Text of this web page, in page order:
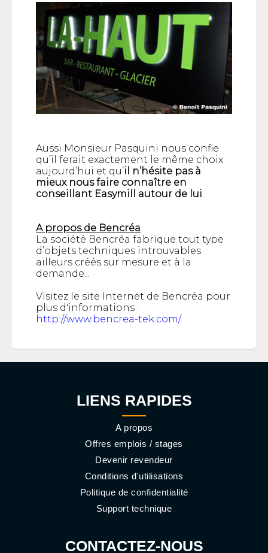
Aussi Monsieur Pasquini nous confie
qu’il ferait exactement le même choix
aujourd’hui et qu’il n’hésite pas à
mieux nous faire connaître en
conseillant Easymill autour de lui.
A propos de Bencréa
La société Bencréa fabrique tout type
d’objets techniques introuvables
ailleurs créés sur mesure et à la
demande...
Visitez le site Internet de Bencréa pour
plus d'informations :
http://www.bencrea-tek.com/
LIENS RAPIDES
A propos
Offres emplois / stages
Devenir revendeur
Conditions d'utilisations
Politique de confidentialité
Support technique
CONTACTEZ-NOUS